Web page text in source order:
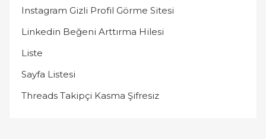
Instagram Gizli Profil Görme Sitesi
Linkedin Beğeni Arttırma Hilesi
Liste
Sayfa Listesi
Threads Takipçi Kasma Şifresiz